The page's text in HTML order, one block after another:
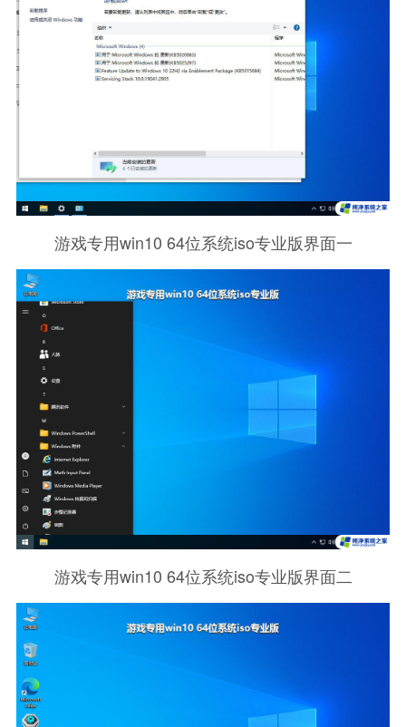
游戏专用win10 64位系统iso专业版界面一
游戏专用win10 64位系统iso专业版界面二